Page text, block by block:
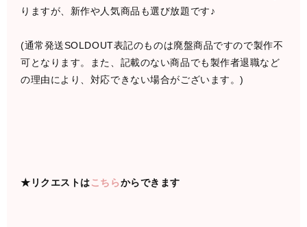
りますが、新作や人気商品も選び放題です♪
(通常発送SOLDOUT表記のものは廃盤商品ですので製作不
可となります。また、記載のない商品でも製作者退職など
の理由により、対応できない場合がございます。)
★リクエストはこちらからできます